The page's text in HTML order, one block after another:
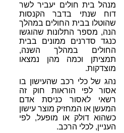
מנהל בית חולים יעביר לשר
דוח שנתי בדבר הקנסות
שהוטלו בבית החולים במהלך
הנה, מספר התלונות שהוגשו
כנגד סדרנים ממונים בבית
החולים במהלך השנה,
תמציתן וכמה מהן נמצאו
מוצדקות.
נהג של כלי רכב שהעישון בו
אסור לפי הוראות חוק זה
רשאי לאסור כניסת אדם
המעשן או המחזיק מוצר עישון
כשהוא דולק או מופעל, לפי
העניין, לכלי הרכב.